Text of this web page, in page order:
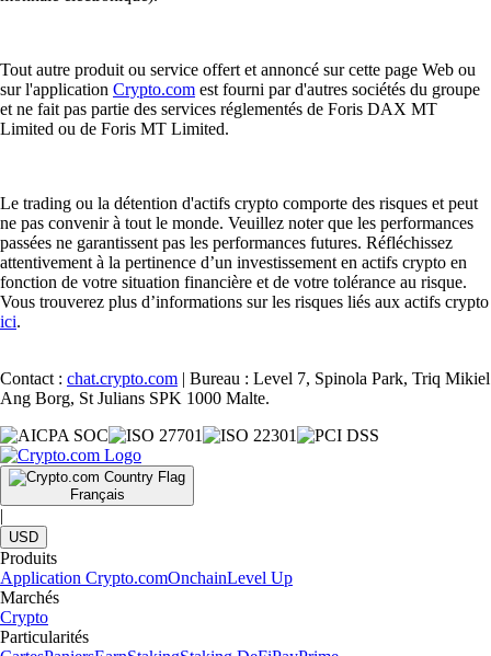
Tout autre produit ou service offert et annoncé sur cette page Web ou
sur l'application Crypto.com est fourni par d'autres sociétés du groupe
et ne fait pas partie des services réglementés de Foris DAX MT
Limited ou de Foris MT Limited.
Le trading ou la détention d'actifs crypto comporte des risques et peut
ne pas convenir à tout le monde. Veuillez noter que les performances
passées ne garantissent pas les performances futures. Réfléchissez
attentivement à la pertinence d’un investissement en actifs crypto en
fonction de votre situation financière et de votre tolérance au risque.
Vous trouverez plus d’informations sur les risques liés aux actifs crypto
ici.
Contact : chat.crypto.com | Bureau : Level 7, Spinola Park, Triq Mikiel
Ang Borg, St Julians SPK 1000 Malte.
Français
|
USD
Produits
Application Crypto.comOnchainLevel Up
Marchés
Crypto
Particularités